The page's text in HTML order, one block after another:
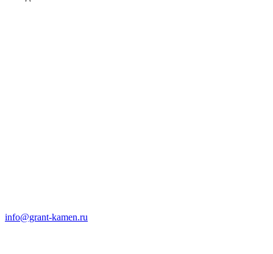
info@grant-kamen.ru